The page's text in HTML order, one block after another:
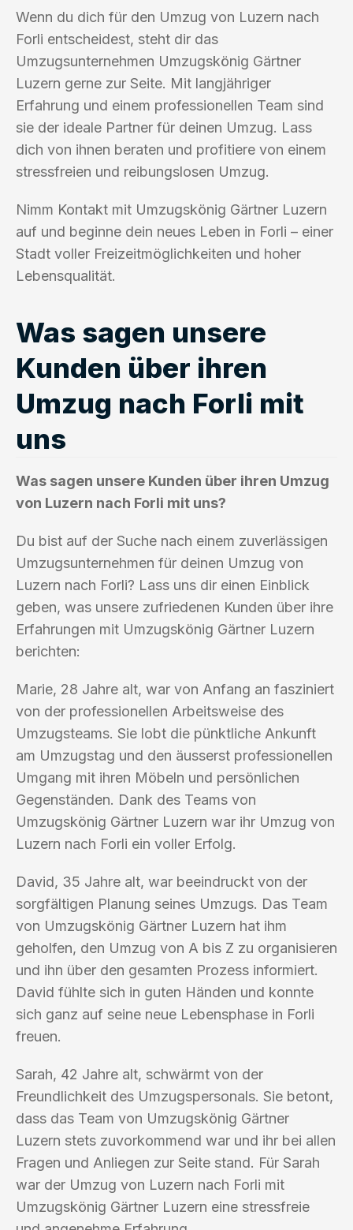
Wenn du dich für den Umzug von Luzern nach
Forli entscheidest, steht dir das
Umzugsunternehmen Umzugskönig Gärtner
Luzern gerne zur Seite. Mit langjähriger
Erfahrung und einem professionellen Team sind
sie der ideale Partner für deinen Umzug. Lass
dich von ihnen beraten und profitiere von einem
stressfreien und reibungslosen Umzug.
Nimm Kontakt mit Umzugskönig Gärtner Luzern
auf und beginne dein neues Leben in Forli – einer
Stadt voller Freizeitmöglichkeiten und hoher
Lebensqualität.
Was sagen unsere
Kunden über ihren
Umzug nach Forli mit
uns
Was sagen unsere Kunden über ihren Umzug
von Luzern nach Forli mit uns?
Du bist auf der Suche nach einem zuverlässigen
Umzugsunternehmen für deinen Umzug von
Luzern nach Forli? Lass uns dir einen Einblick
geben, was unsere zufriedenen Kunden über ihre
Erfahrungen mit Umzugskönig Gärtner Luzern
berichten:
Marie, 28 Jahre alt, war von Anfang an fasziniert
von der professionellen Arbeitsweise des
Umzugsteams. Sie lobt die pünktliche Ankunft
am Umzugstag und den äusserst professionellen
Umgang mit ihren Möbeln und persönlichen
Gegenständen. Dank des Teams von
Umzugskönig Gärtner Luzern war ihr Umzug von
Luzern nach Forli ein voller Erfolg.
David, 35 Jahre alt, war beeindruckt von der
sorgfältigen Planung seines Umzugs. Das Team
von Umzugskönig Gärtner Luzern hat ihm
geholfen, den Umzug von A bis Z zu organisieren
und ihn über den gesamten Prozess informiert.
David fühlte sich in guten Händen und konnte
sich ganz auf seine neue Lebensphase in Forli
freuen.
Sarah, 42 Jahre alt, schwärmt von der
Freundlichkeit des Umzugspersonals. Sie betont,
dass das Team von Umzugskönig Gärtner
Luzern stets zuvorkommend war und ihr bei allen
Fragen und Anliegen zur Seite stand. Für Sarah
war der Umzug von Luzern nach Forli mit
Umzugskönig Gärtner Luzern eine stressfreie